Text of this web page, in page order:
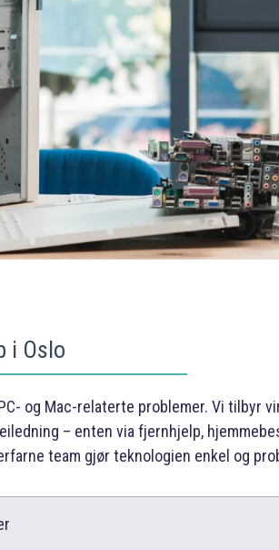
i Oslo
og Mac-relaterte problemer. Vi tilbyr
– enten via fjernhjelp,
team gjør teknologien enkel og